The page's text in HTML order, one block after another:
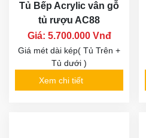
Tủ Bếp Acrylic vân gỗ
tủ rượu AC88
Giá: 5.700.000 Vnđ
Giá mét dài kép( Tủ Trên +
Tủ dưới )
Xem chi tiết